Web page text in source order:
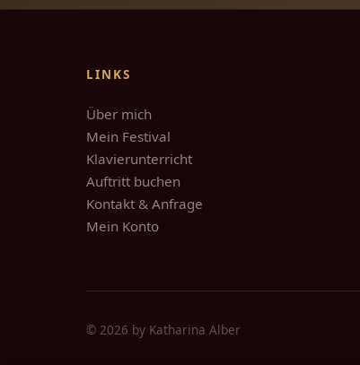
LINKS
Über mich
Mein Festival
Klavierunterricht
Auftritt buchen
Kontakt & Anfrage
Mein Konto
© 2026 by Katharina Alber